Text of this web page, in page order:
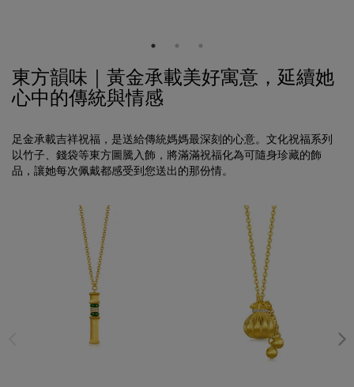
東方韻味｜黃金承載美好寓意，延續她
心中的傳統與情感
足金承載吉祥祝福，是送給傳統媽媽最深刻的心意。文化祝福系列
以竹子、錢袋等東方圖騰入飾，將滿滿祝福化為可隨身珍藏的飾
品，讓她每次佩戴都感受到您送出的那份情。